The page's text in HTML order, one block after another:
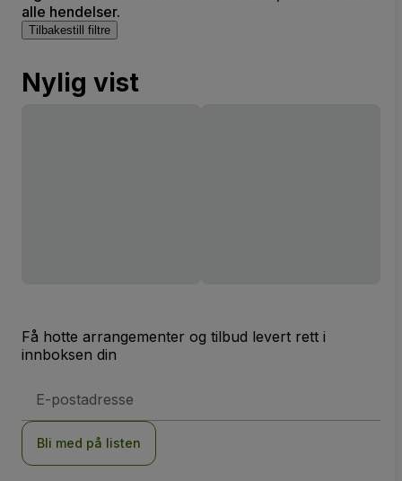
alle hendelser.
Tilbakestill filtre
Nylig vist
Få hotte arrangementer og tilbud levert rett i
innboksen din
postadresse
Bli med på listen